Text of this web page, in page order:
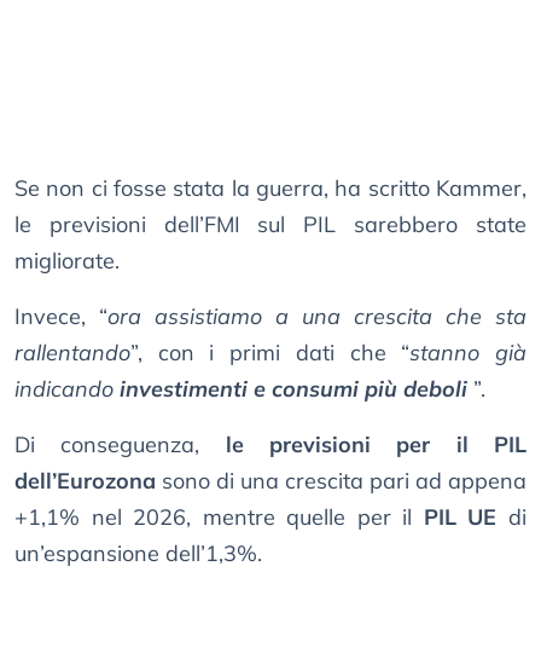
Se non ci fosse stata la guerra, ha scritto Kammer,
le previsioni dell’FMI sul PIL sarebbero state
migliorate.
Invece, “ora assistiamo a una crescita che sta
rallentando”, con i primi dati che “stanno già
indicando investimenti e consumi più deboli ”.
Di conseguenza, le previsioni per il PIL
dell’Eurozona sono di una crescita pari ad appena
+1,1% nel 2026, mentre quelle per il PIL UE di
un’espansione dell’1,3%.